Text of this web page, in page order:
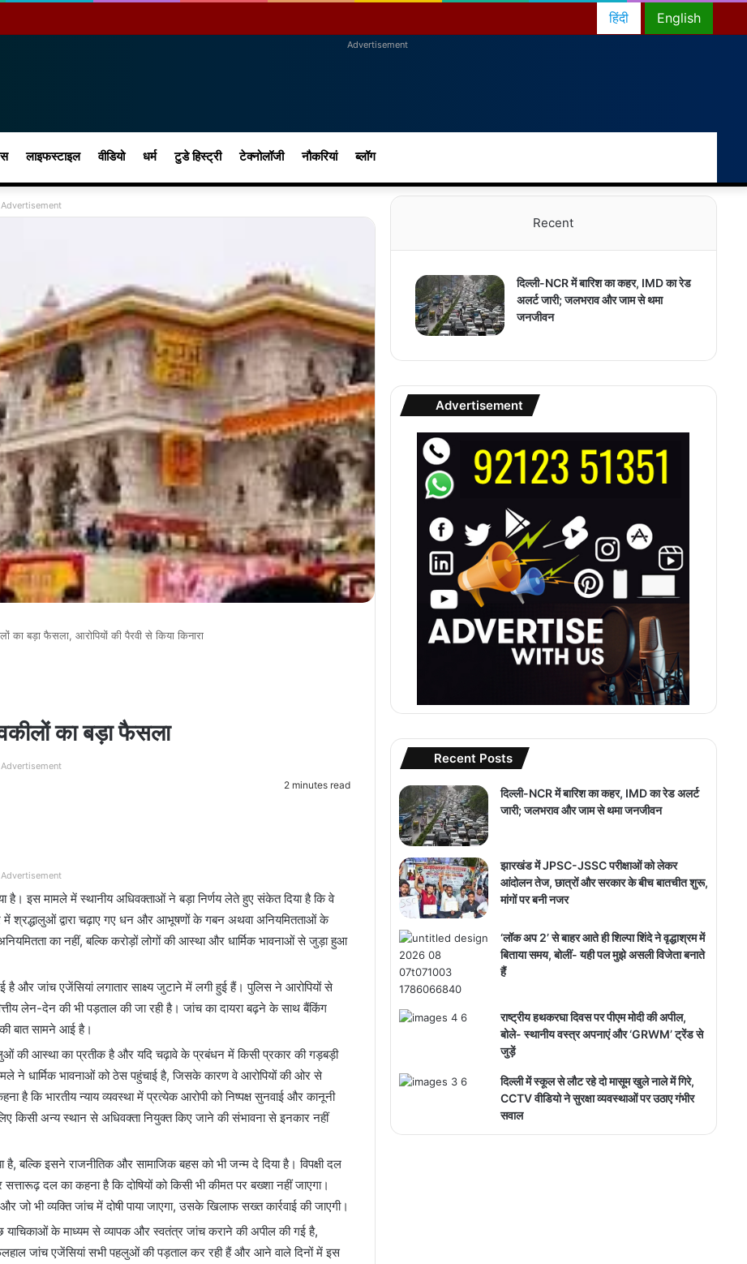
English
हिंदी
Advertisement
लाइफस्टाइल वीडियो धर्म टुडे हिस्ट्री टेक्नोलॉजी नौकरियां ब्लॉग
for
skin
Advertisement
का बड़ा फैसला, आरोपियों की पैरवी से किया किनारा
का बड़ा फैसला
Advertisement
2 minutes read
Advertisement
है। इस मामले में स्थानीय अधिवक्ताओं ने बड़ा निर्णय लेते हुए संकेत दिया है कि वे
श्रद्धालुओं द्वारा चढ़ाए गए धन और आभूषणों के गबन अथवा अनियमितताओं के
का नहीं, बल्कि करोड़ों लोगों की आस्था और धार्मिक भावनाओं से जुड़ा हुआ
और जांच एजेंसियां लगातार साक्ष्य जुटाने में लगी हुई हैं। पुलिस ने आरोपियों से
लेन-देन की भी पड़ताल की जा रही है। जांच का दायरा बढ़ने के साथ बैंकिंग
बात सामने आई है।
की आस्था का प्रतीक है और यदि चढ़ावे के प्रबंधन में किसी प्रकार की गड़बड़ी
ने धार्मिक भावनाओं को ठेस पहुंचाई है, जिसके कारण वे आरोपियों की ओर से
है कि भारतीय न्याय व्यवस्था में प्रत्येक आरोपी को निष्पक्ष सुनवाई और कानूनी
किसी अन्य स्थान से अधिवक्ता नियुक्त किए जाने की संभावना से इनकार नहीं
है, बल्कि इसने राजनीतिक और सामाजिक बहस को भी जन्म दे दिया है। विपक्षी दल
दल का कहना है कि दोषियों को किसी भी कीमत पर बख्शा नहीं जाएगा।
भी व्यक्ति जांच में दोषी पाया जाएगा, उसके खिलाफ सख्त कार्रवाई की जाएगी।
के माध्यम से व्यापक और स्वतंत्र जांच कराने की अपील की गई है,
जांच एजेंसियां सभी पहलुओं की पड़ताल कर रही हैं और आने वाले दिनों में इस
Recent
दिल्ली-NCR में बारिश का कहर, IMD का रेड
अलर्ट जारी; जलभराव और जाम से थमा
जनजीवन
Advertisement
Recent Posts
दिल्ली-NCR में बारिश का कहर, IMD का रेड अलर्ट
जारी; जलभराव और जाम से थमा जनजीवन
झारखंड में JPSC-JSSC परीक्षाओं को लेकर
आंदोलन तेज, छात्रों और सरकार के बीच बातचीत शुरू,
मांगों पर बनी नजर
‘लॉक अप 2’ से बाहर आते ही शिल्पा शिंदे ने वृद्धाश्रम में
बिताया समय, बोलीं- यही पल मुझे असली विजेता बनाते
हैं
राष्ट्रीय हथकरघा दिवस पर पीएम मोदी की अपील,
बोले- स्थानीय वस्त्र अपनाएं और ‘GRWM’ ट्रेंड से
जुड़ें
दिल्ली में स्कूल से लौट रहे दो मासूम खुले नाले में गिरे,
CCTV वीडियो ने सुरक्षा व्यवस्थाओं पर उठाए गंभीर
सवाल